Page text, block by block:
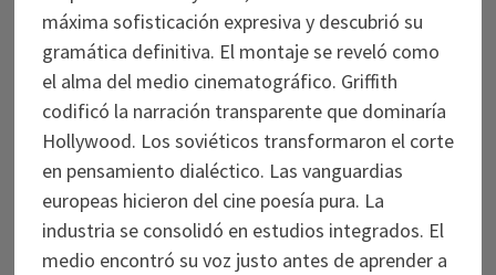
máxima sofisticación expresiva y descubrió su
gramática definitiva. El montaje se reveló como
el alma del medio cinematográfico. Griffith
codificó la narración transparente que dominaría
Hollywood. Los soviéticos transformaron el corte
en pensamiento dialéctico. Las vanguardias
europeas hicieron del cine poesía pura. La
industria se consolidó en estudios integrados. El
medio encontró su voz justo antes de aprender a